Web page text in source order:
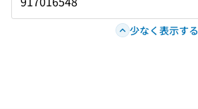
少なく表示する